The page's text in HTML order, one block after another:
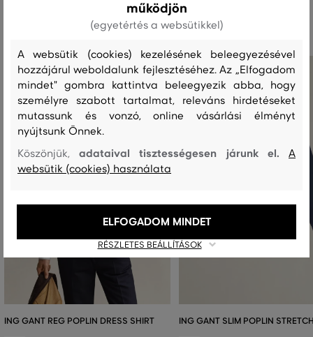
Ajánlott termékek
ING GANT REG POPLIN DRESS SHIRT ING GANT SLIM POPLIN
működjön
(egyetértés a websütikkel)
A websütik (cookies) kezelésének beleegyezésével
hozzájárul weboldalunk fejlesztéséhez. Az „Elfogadom
mindet" gombra kattintva beleegyezik abba, hogy
személyre szabott tartalmat, releváns hirdetéseket
mutassunk és vonzó, online vásárlási élményt
nyújtsunk Önnek.
Köszönjük,adataival tisztességesen járunk el.A
websütik (cookies) használata
RÉSZLETES BEÁLLÍTÁSOK
ELFOGADOM MINDET